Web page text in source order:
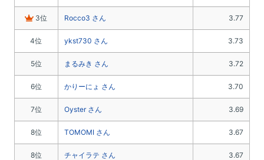
3位 Rocco3 さん 3.77
4位 ykst730 さん 3.73
5位 まるみき さん 3.72
6位 かりーにょ さん 3.70
7位 Oyster さん 3.69
8位 TOMOMI さん 3.67
8位 チャイラテ さん 3.67